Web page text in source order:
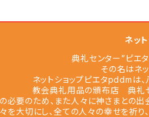
ネッ
典礼センター”ピエタ
その名はネ
ネットショップピエタpddm
教会典礼用品の頒布店 典礼セ
必要のため、また人々に神さまとの
を大切にし、全ての人々の幸せを祈